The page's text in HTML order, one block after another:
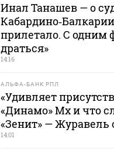
Инал Танашев — о
прилетало. С одним
драться»
14:16
АЛЬФА-БАНК РПЛ
«Удивляет
«Динамо» Мх и что
«Зенит» — Журавель
14:01